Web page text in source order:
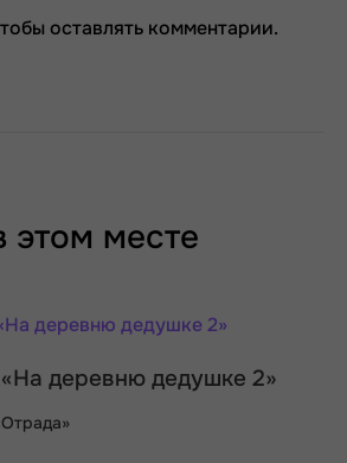
оставлять комментарии.
этом месте
деревню дедушке 2»